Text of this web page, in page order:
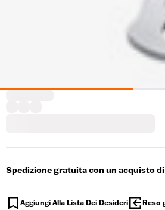
Spedizione gratuita con un acquisto
Aggiungi Alla Lista Dei Desideri Reso